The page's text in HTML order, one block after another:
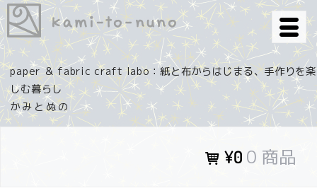
コ
ン
テ
ン
ツ
へ
ス
paper ＆ fabric craft labo：紙と布からはじまる、手作りを楽
しむ暮らし
¥0 0 商品